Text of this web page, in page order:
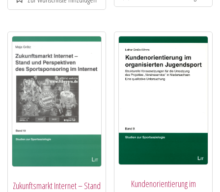
Zukunftsmarkt Internet – Stand
Kundenorientierung im